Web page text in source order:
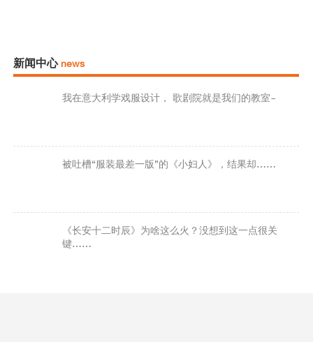
新闻中心news
我在意大利学戏服设计， 歌剧院就是我们的教室~
被吐槽“服装最差一版”的《小妇人》，结果却……
《长安十二时辰》为啥这么火？没想到这一点很关
键……